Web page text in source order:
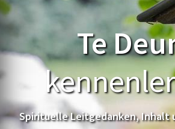
Te
Spirituelle Leitgedanken, Inhalt